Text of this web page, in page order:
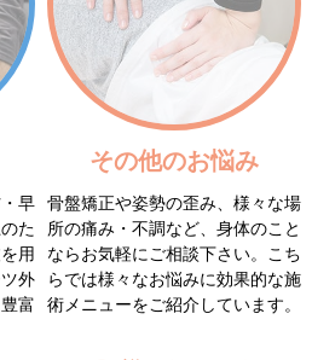
早
た
用
外
富
その他のお悩み
骨盤矯正や姿勢の歪み、様々な場
所の痛み・不調など、身体のこと
ならお気軽にご相談下さい。こち
らでは様々なお悩みに効果的な施
術メニューをご紹介しています。